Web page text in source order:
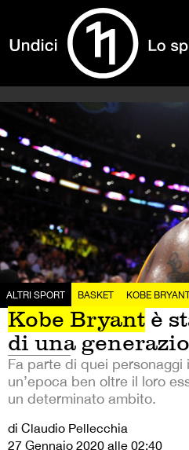
ALTRI SPORT BASKET KOBE
Kobe Bryant è
di una
Fa parte di quei personaggi
un’epoca ben oltre il loro
un determinato ambito.
di Claudio Pellecchia
27 Gennaio 2020 alle 02:40